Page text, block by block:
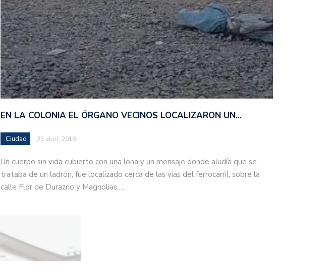
EN LA COLONIA EL ÓRGANO VECINOS LOCALIZARON UN…
Ciudad 25 abril, 2018
Un cuerpo sin vida cubierto con una lona y un mensaje donde aludía que se
trataba de un ladrón, fue localizado cerca de las vías del ferrocarril, sobre la
calle Flor de Durazno y Magnolias,…